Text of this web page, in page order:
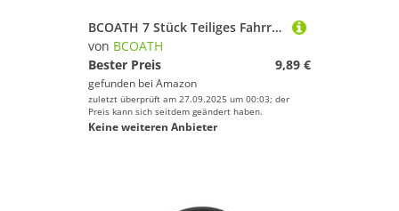
BCOATH 7 Stück Teiliges Fahrradpedalriemen Verstellbar mit Clamp Lock rutschfeste Fußriemen für Indoor Cycling und Outdoor Radfahren Robust und Schnell Anpassbar
von BCOATH
Bester Preis
9,89 €
gefunden bei Amazon
zuletzt überprüft am 27.09.2025 um 00:03; der
Preis kann sich seitdem geändert haben.
Keine weiteren Anbieter